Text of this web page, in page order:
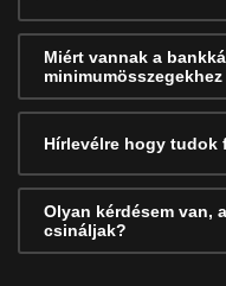
Miért vannak a
Hírlevélre hogy tudok
Olyan kérdésem van,
csináljak?